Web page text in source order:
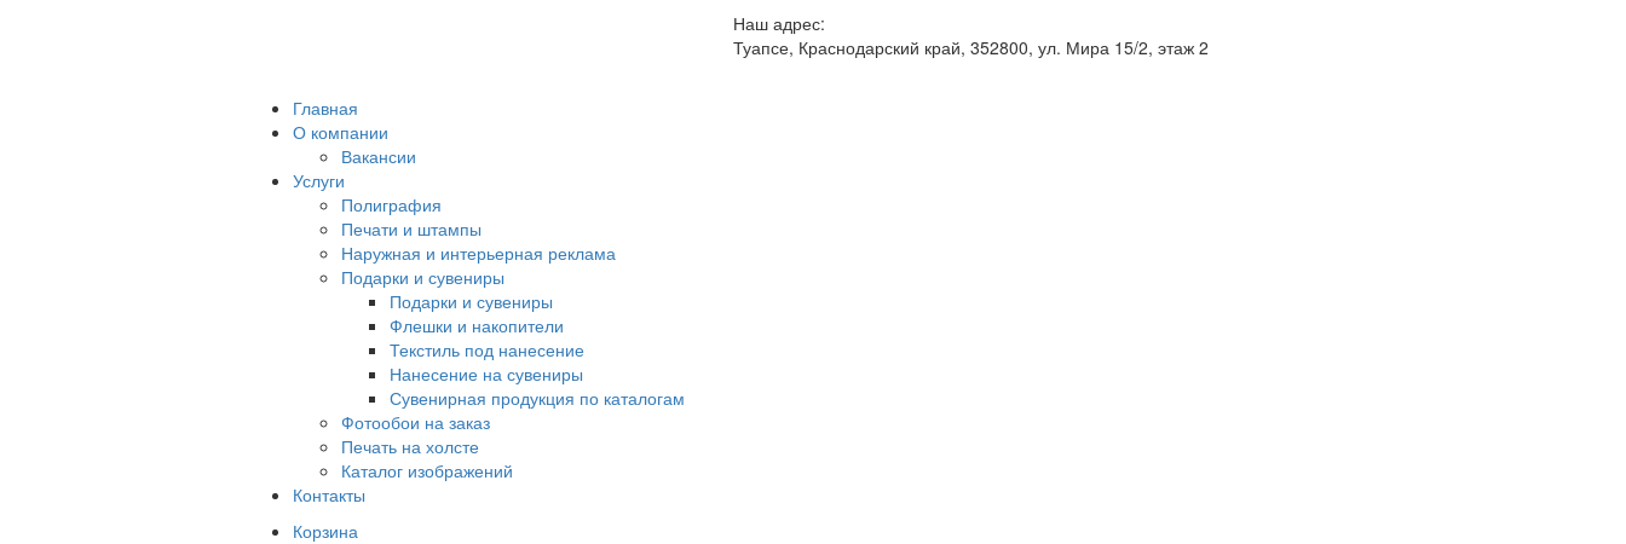
Наш адрес:
Туапсе, Краснодарский край, 352800, ул. Мира 15/2, этаж 2
Главная
О компании
Вакансии
Услуги
Полиграфия
Печати и штампы
Наружная и интерьерная реклама
Подарки и сувениры
Подарки и сувениры
Флешки и накопители
Текстиль под нанесение
Нанесение на сувениры
Сувенирная продукция по каталогам
Фотообои на заказ
Печать на холсте
Каталог изображений
Контакты
Корзина